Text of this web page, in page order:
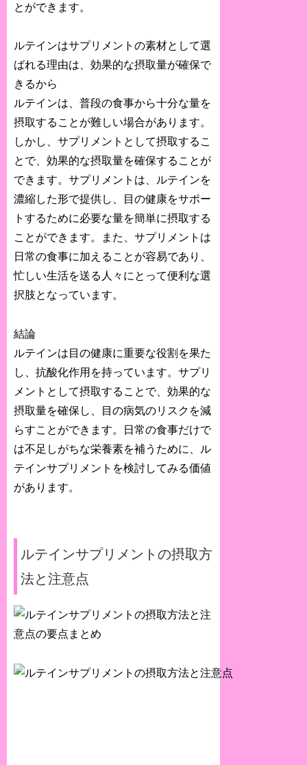
とができます。
ルテインはサプリメントの素材として選
ばれる理由は、効果的な摂取量が確保で
きるから
ルテインは、普段の食事から十分な量を
摂取することが難しい場合があります。
しかし、サプリメントとして摂取するこ
とで、効果的な摂取量を確保することが
できます。サプリメントは、ルテインを
濃縮した形で提供し、目の健康をサポー
トするために必要な量を簡単に摂取する
ことができます。また、サプリメントは
日常の食事に加えることが容易であり、
忙しい生活を送る人々にとって便利な選
択肢となっています。
結論
ルテインは目の健康に重要な役割を果た
し、抗酸化作用を持っています。サプリ
メントとして摂取することで、効果的な
摂取量を確保し、目の病気のリスクを減
らすことができます。日常の食事だけで
は不足しがちな栄養素を補うために、ル
テインサプリメントを検討してみる価値
があります。
ルテインサプリメントの摂取方
法と注意点